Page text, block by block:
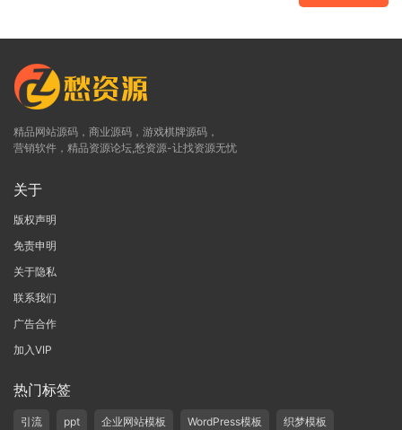
精品网站源码，商业源码，游戏棋牌源码，
营销软件，精品资源论坛,愁资源-让找资源无忧
关于
版权声明
免责申明
关于隐私
联系我们
广告合作
加入VIP
热门标签
引流 ppt 企业网站模板 WordPress模板 织梦模板